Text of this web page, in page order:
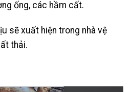
ống, các hầm cất.
sẽ xuất hiện trong nhà vệ
thải.